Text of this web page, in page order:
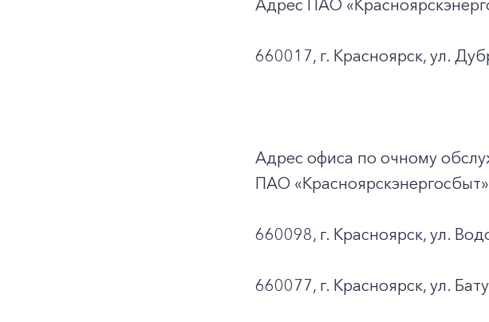
Адрес ПАО
660017, г. Красноярск, ул.
Адрес офиса по очному
ПАО
660098, г. Красноярск, ул.
660077, г. Красноярск, ул.